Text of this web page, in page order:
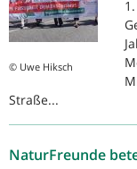
© Uwe Hiksch
Straße...
NaturFreunde